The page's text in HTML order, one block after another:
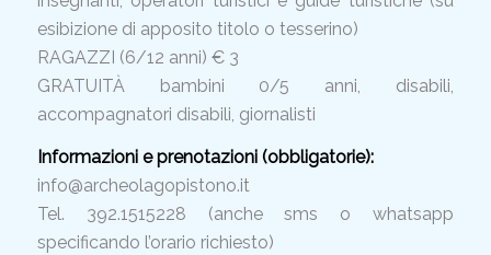
esibizione di apposito titolo o tesserino)
RAGAZZI (6/12 anni) € 3
GRATUITÀ bambini 0/5 anni, disabili,
accompagnatori disabili, giornalisti
Informazioni e prenotazioni (obbligatorie):
info@archeolagopistono.it
Tel. 392.1515228 (anche sms o whatsapp
specificando l’orario richiesto)